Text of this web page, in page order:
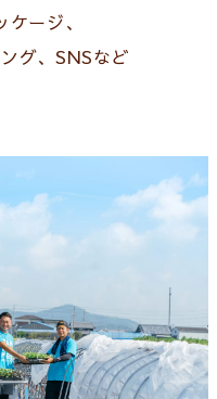
ージ、
グ、SNSなど